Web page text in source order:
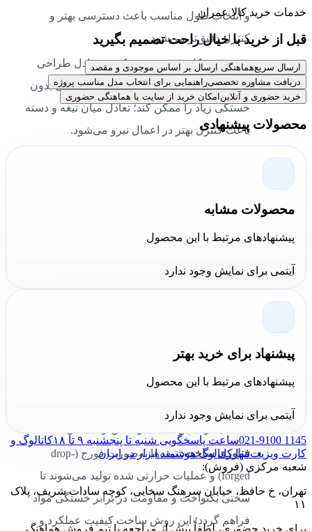
و انتخاب طول مناسب باعث دسترسی بهتر و
کنترل دقیق‌تر می‌شود.
وزن:وزن کل بسته‌بندی سبک و متعادل طراحی
شده است تا حمل و نقل آسان و کار طولانی بدون
خستگی زیاد را ممکن کند؛ تعادل میان تیغه و دسته
باعث کنترل بهتر در اعمال نیرو می‌شود.
می‌برد.
پوشش‌ها:تیغه‌ها با پوشش کروم یا اکسید سیاه
مقاوم‌سازی شده‌اند تا در برابر خوردگی و سایش
طراحی محصول:
ضدلغزش (TPR) و فرم ضدچرخش طراحی شده‌اند
فناوری ساخت:
تیغه‌ها به‌صورت فورج (drop-
forged) و عملیات حرارتی شده تولید می‌شوند تا
سختی یکنواخت و مقاومت در برابر خستگی مواد
فراهم گردد؛ این روش ساخت کیفیت عملکرد و
خدمات خرید کالا عمران
قبل از خرید با خیال راحت تصمیم بگیرید
ارسال سریعهماهنگی ارسال بر اساس موجودی و مقصد
دریافت مشاوره تخصصیراهنمایی برای انتخاب مدل مناسب پروژه
خرید حضوری و آنلاین امکان خرید از سایت یا هماهنگی حضوری
محصولات پیشنهادی
محصولات مشابه
پیشنهادهای مرتبط با این محصول
آیتمی برای نمایش وجود ندارد
پیشنهاد برای خرید بهتر
پیشنهادهای مرتبط با این محصول
آیتمی برای نمایش وجود ندارد
021-9100 1145ساعت پاسخگویی شنبه تا پنجشنبه ۹ تا ۱۸
کاتالوگ و
کارت ویزیتتنها کاتالوگ هوشمند ابزار در ایران
شعبه مرکزی (فروش):
تهران، خ حافظ، خیابان سرهنگ سخایی، کوچه سادات شریف، پلاک
۱۱
برای خرید حضوری، لطفاً پیش از مراجعه با تیم فروش هماهنگ